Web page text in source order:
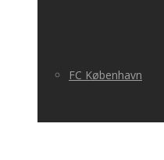
FC København